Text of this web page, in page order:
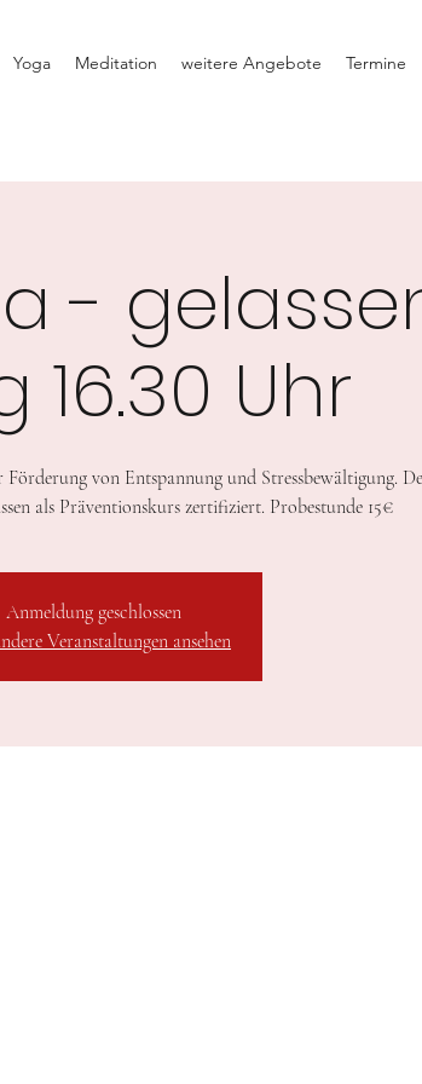
Yoga Meditation weitere Angebote Termine
-
16.30 Uhr
von Entspannung und Stressbewältigung.
als Präventionskurs zertifiziert. Probestunde 15€
Anmeldung geschlossen
Veranstaltungen ansehen